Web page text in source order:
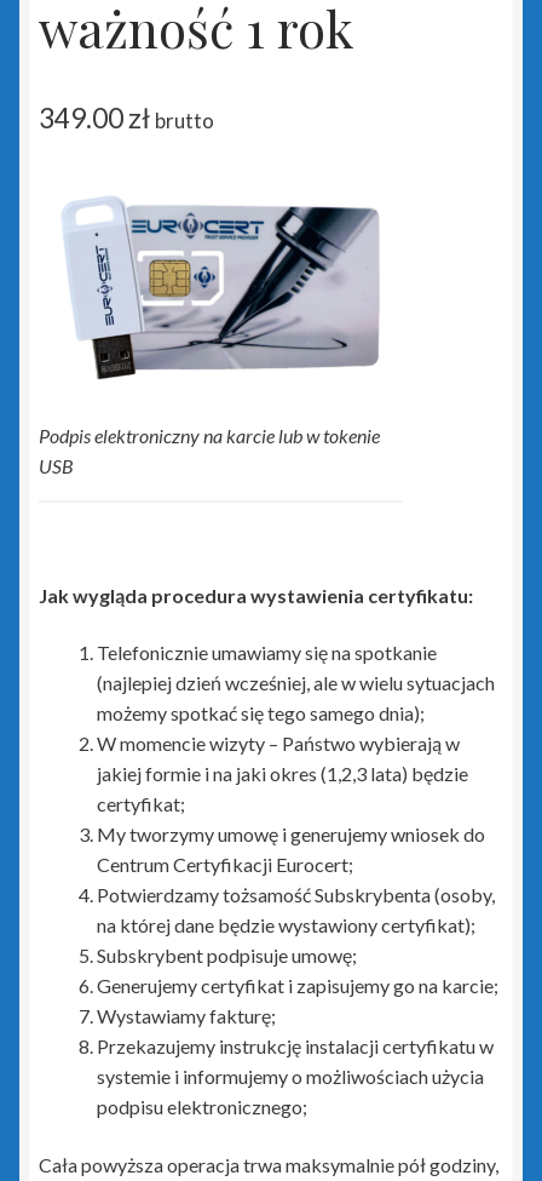
Sfera dla Gratyfikanta GT
Sfera dla Rewizora GT
Sfera dla Subiekta GT
Subiekt GT
Subiekt Sprint 2
Insert Nexo i Nexo Pro
Biuro Nexo
Gestor Nexo
Gestor Nexo Pro
Gratyfikant Nexo
Gratyfikant Nexo Pro
Lekarz Plus
Portal Biura
Rachmistrz Nexo
ważność 1 rok
349.00zł brutto
Podpis elektroniczny na karcie lub w tokenie
USB
Jak wygląda procedura wystawienia certyfikatu:
Telefonicznie umawiamy się na spotkanie
(najlepiej dzień wcześniej, ale w wielu sytuacjach
możemy spotkać się tego samego dnia);
W momencie wizyty – Państwo wybierają w
jakiej formie i na jaki okres (1,2,3 lata) będzie
certyfikat;
My tworzymy umowę i generujemy wniosek do
Centrum Certyfikacji Eurocert;
Potwierdzamy tożsamość Subskrybenta (osoby,
na której dane będzie wystawiony certyfikat);
Subskrybent podpisuje umowę;
Generujemy certyfikat i zapisujemy go na karcie;
Wystawiamy fakturę;
Przekazujemy instrukcję instalacji certyfikatu w
systemie i informujemy o możliwościach użycia
podpisu elektronicznego;
Cała powyższa operacja trwa maksymalnie pół godziny,